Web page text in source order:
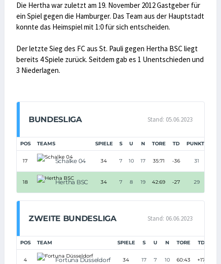
Die Hertha war zuletzt am 19. November 2012 Gastgeber für
ein Spiel gegen die Hamburger. Das Team aus der Hauptstadt
konnte das Heimspiel mit 1:0 für sich entscheiden.
Der letzte Sieg des FC aus St. Pauli gegen Hertha BSC liegt
bereits 4 Spiele zurück. Seitdem gab es 1 Unentschieden und
3 Niederlagen.
BUNDESLIGA Stand: 05.06.2023
POS TEAMS SPIELE S U N TORE TD PUNKTE
17 Schalke 04 34 7 10 17 35:71 -36 31
18 Hertha BSC 34 7 8 19 42:69 -27 29
ZWEITE BUNDESLIGA Stand: 06.06.2023
POS TEAM SPIELE S U N TORE TD
4 Fortuna Düsseldorf 34 17 7 10 60:43 +17